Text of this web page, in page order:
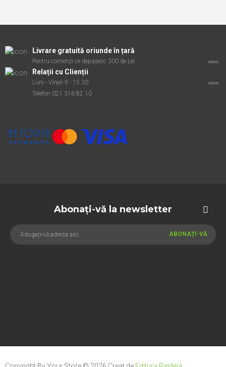
Livrare gratuită oriunde în țară
Pentru comenzi ce depășesc 300 de Lei
Relații cu Clienții
Luni - Vineri 9 - 15.30
Telefon 021 316 82 10
Abonați-vă la newsletter
ABONAȚI-VĂ